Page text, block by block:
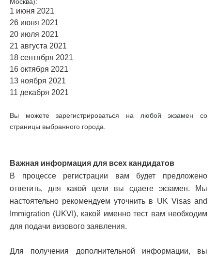
1 июня 2021
26 июня 2021
20 июля 2021
21 августа 2021
18 сентября 2021
16 октября 2021
13 ноября 2021
11 декабря 2021
Вы можете зарегистрироваться на любой экзамен со
страницы выбранного города.
Важная информация для всех кандидатов
В процессе регистрации вам будет предложено
ответить, для какой цели вы сдаете экзамен. Мы
настоятельно рекомендуем уточнить в UK Visas and
Immigration (UKVI), какой именно тест вам необходим
для подачи визового заявления.
Для получения дополнительной информации, вы